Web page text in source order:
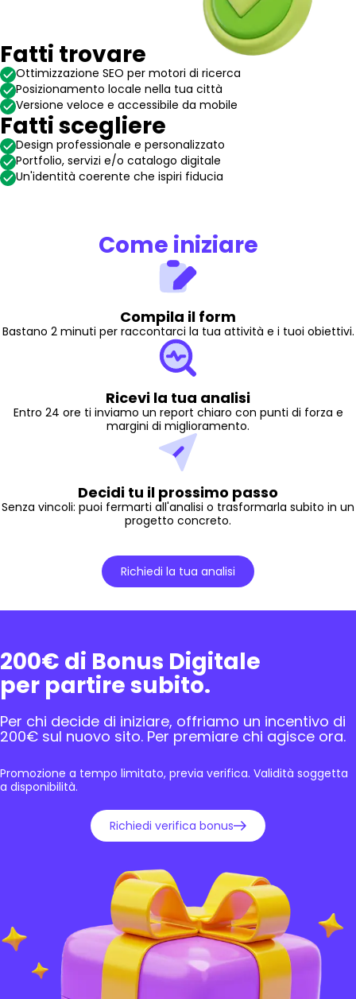
Fatti trovare
Ottimizzazione SEO per motori di ricerca
Posizionamento locale nella tua città
Versione veloce e accessibile da mobile
Fatti scegliere
Design professionale e personalizzato
Portfolio, servizi e/o catalogo digitale
Un'identità coerente che ispiri fiducia
Come iniziare
Compila il form
Bastano 2 minuti per raccontarci la tua attività e i tuoi obiettivi.
Ricevi la tua analisi
Entro 24 ore ti inviamo un report chiaro con punti di forza e
margini di miglioramento.
Decidi tu il prossimo passo
Senza vincoli: puoi fermarti all'analisi o trasformarla subito in un
progetto concreto.
Richiedi la tua analisi
200€ di Bonus Digitale
per partire subito.
Per chi decide di iniziare, offriamo un incentivo di
200€ sul nuovo sito. Per premiare chi agisce ora.
Promozione a tempo limitato, previa verifica. Validità soggetta
a disponibilità.
Richiedi verifica bonus